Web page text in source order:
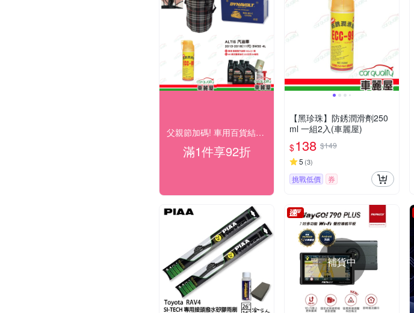
父親節加碼! 車用百貨結帳92折
滿1件享92折
【黑珍珠】防銹潤滑劑250
ml 一組2入(車麗屋)
$138 $149
5 (3)
挑戰低價 券
補貨中